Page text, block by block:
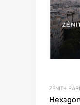
ZÉNITH